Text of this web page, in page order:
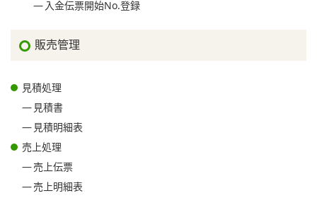
入金伝票開始No.登録
販売管理
見積処理
見積書
見積明細表
売上処理
売上伝票
売上明細表